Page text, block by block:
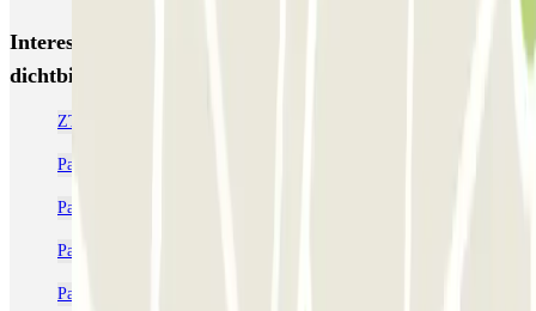
Interessante plaatsen en evenementen
dichtbij SAEMES Hôtel de Ville - Paris
ZTL Parijs parkeren
Parkeergarages in de buurt van de Île de la Cité
Parkeren bij Centre Pompidou Parijs
Parkeren Notre-Dame Cathedral in Parijs | Parclick
Parkeren dichtbij Citadines les Halles Paris Hotel